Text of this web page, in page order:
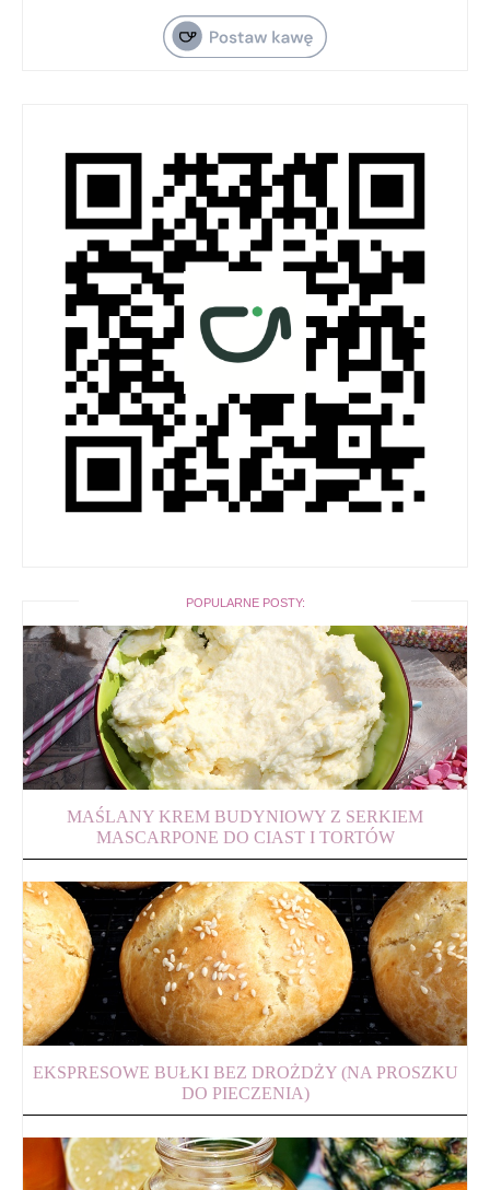
POPULARNE POSTY:
MAŚLANY KREM BUDYNIOWY Z SERKIEM
MASCARPONE DO CIAST I TORTÓW
EKSPRESOWE BUŁKI BEZ DROŻDŻY (NA PROSZKU
DO PIECZENIA)